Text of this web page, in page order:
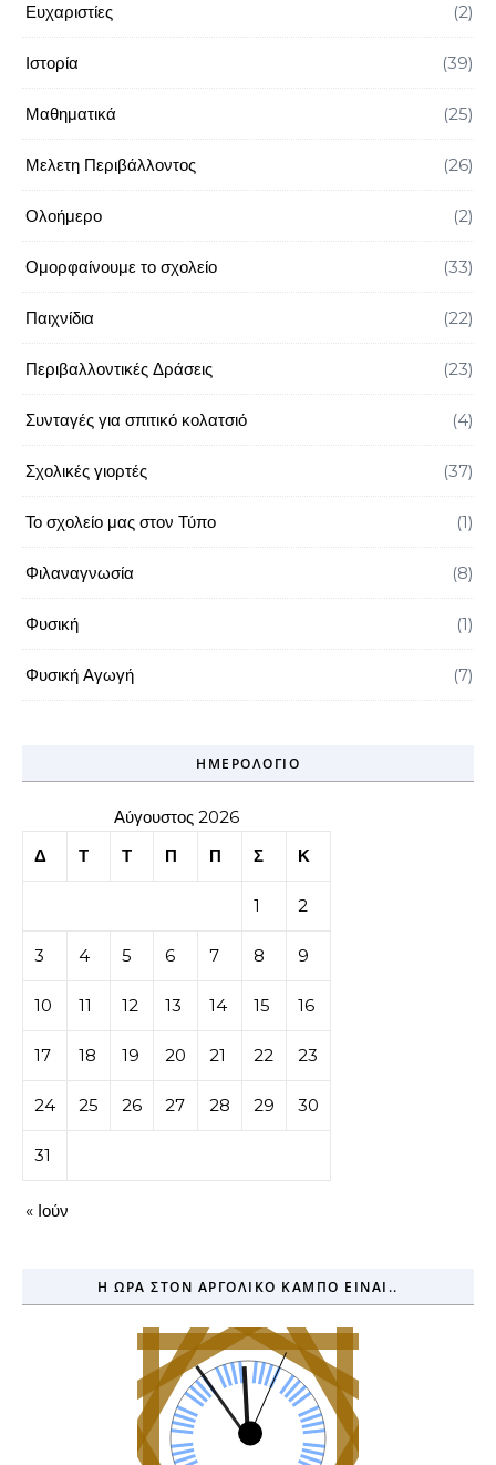
Ευχαριστίες (2)
Ιστορία (39)
Μαθηματικά (25)
Μελετη Περιβάλλοντος (26)
Ολοήμερο (2)
Ομορφαίνουμε το σχολείο (33)
Παιχνίδια (22)
Περιβαλλοντικές Δράσεις (23)
Συνταγές για σπιτικό κολατσιό (4)
Σχολικές γιορτές (37)
Το σχολείο μας στον Τύπο (1)
Φιλαναγνωσία (8)
Φυσική (1)
Φυσική Αγωγή (7)
ΗΜΕΡΟΛΌΓΙΟ
Αύγουστος 2026
Δ
Τ Τ Π Π Σ Κ
1 2
3 4 5 6 7 8 9
10 11 12 13 14 15 16
17 18 19 20 21 22 23
24 25 26 27 28 29 30
31
« Ιούν
Η ΏΡΑ ΣΤΟΝ ΑΡΓΟΛΙΚΌ ΚΆΜΠΟ ΕΊΝΑΙ..